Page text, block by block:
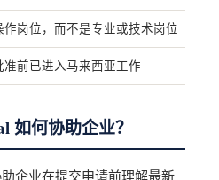
岗位，而不是专业或技术岗位
前已进入马来西亚工作
如何协助企业？
企业在提交申请前理解最新